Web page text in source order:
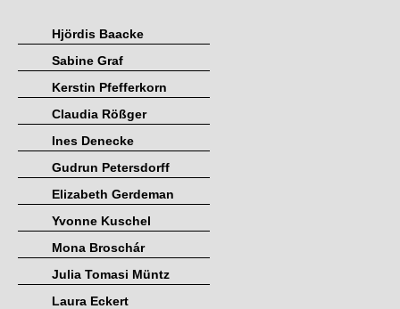
Hjördis Baacke
Sabine Graf
Kerstin Pfefferkorn
Claudia Rößger
Ines Denecke
Gudrun Petersdorff
Elizabeth Gerdeman
Yvonne Kuschel
Mona Broschár
Julia Tomasi Müntz
Laura Eckert